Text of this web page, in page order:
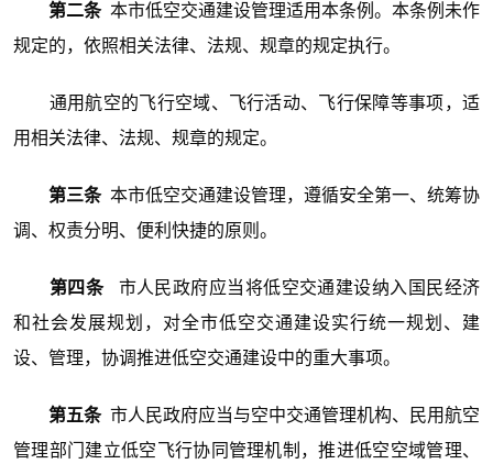
第二条 本市低空交通建设管理适用本条例。本条例未作
规定的，依照相关法律、法规、规章的规定执行。
通用航空的飞行空域、飞行活动、飞行保障等事项，适
用相关法律、法规、规章的规定。
第三条 本市低空交通建设管理，遵循安全第一、统筹协
调、权责分明、便利快捷的原则。
第四条 市人民政府应当将低空交通建设纳入国民经济
和社会发展规划，对全市低空交通建设实行统一规划、建
设、管理，协调推进低空交通建设中的重大事项。
第五条 市人民政府应当与空中交通管理机构、民用航空
管理部门建立低空飞行协同管理机制，推进低空空域管理、